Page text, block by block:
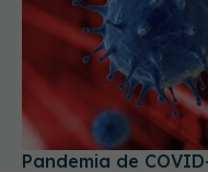
Pandemia de
tabu în China, la 5
deces legat de virus